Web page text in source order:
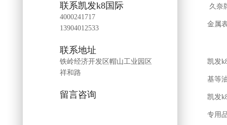
久奈
金属
凯发
基等
凯发
专用
联系凯发k8国际
4000241717
13904012533
联系地址
铁岭经济开发区帽山工业园区
祥和路
留言咨询